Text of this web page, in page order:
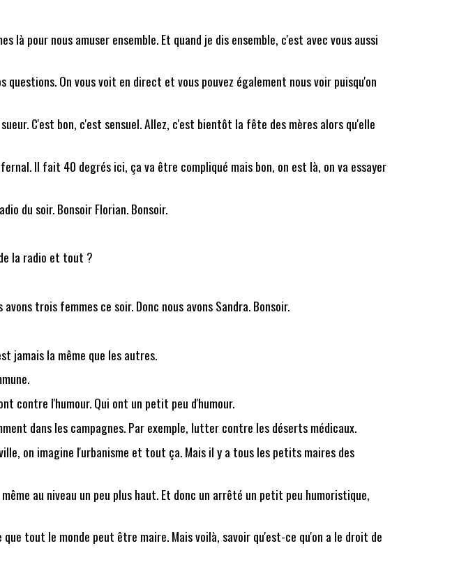
là pour nous amuser ensemble. Et quand je dis ensemble, c'est avec vous aussi
On vous voit en direct et vous pouvez également nous voir puisqu'on
C'est bon, c'est sensuel. Allez, c'est bientôt la fête des mères alors qu'elle
Il fait 40 degrés ici, ça va être compliqué mais bon, on est là, on va essayer
du soir. Bonsoir Florian. Bonsoir.
la radio et tout ?
trois femmes ce soir. Donc nous avons Sandra. Bonsoir.
jamais la même que les autres.
contre l'humour. Qui ont un petit peu d'humour.
dans les campagnes. Par exemple, lutter contre les déserts médicaux.
on imagine l'urbanisme et tout ça. Mais il y a tous les petits maires des
au niveau un peu plus haut. Et donc un arrêté un petit peu humoristique,
tout le monde peut être maire. Mais voilà, savoir qu'est-ce qu'on a le droit de